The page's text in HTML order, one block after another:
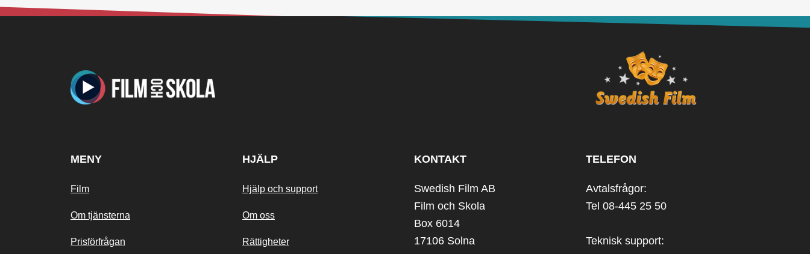
MENY
Film
Om tjänsterna
Prisförfrågan
HJÄLP
Hjälp och support
Om oss
Rättigheter
KONTAKT
Swedish Film AB
Film och Skola
Box 6014
17106 Solna
TELEFON
Avtalsfrågor:
Tel 08-445 25 50
Teknisk support: